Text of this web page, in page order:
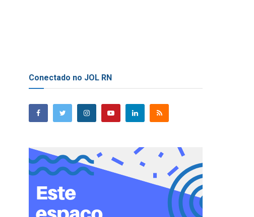
Conectado no JOL RN